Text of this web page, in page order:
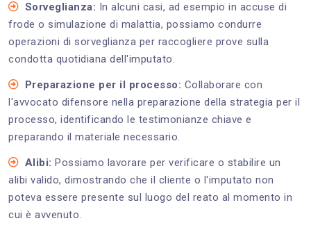
Sorveglianza: In alcuni casi, ad esempio in accuse di
frode o simulazione di malattia, possiamo condurre
operazioni di sorveglianza per raccogliere prove sulla
condotta quotidiana dell'imputato.
Preparazione per il processo: Collaborare con
l'avvocato difensore nella preparazione della strategia per il
processo, identificando le testimonianze chiave e
preparando il materiale necessario.
Alibi: Possiamo lavorare per verificare o stabilire un
alibi valido, dimostrando che il cliente o l'imputato non
poteva essere presente sul luogo del reato al momento in
cui è avvenuto.